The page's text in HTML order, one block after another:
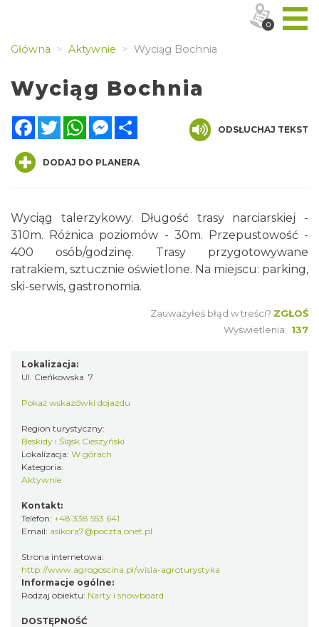
Główna Aktywnie Wyciąg Bochnia
Wyciąg Bochnia
FacebookTwitterWhatsAppMessenger
ODSŁUCHAJ TEKST
DODAJ DO PLANERA
Wyciąg talerzykowy. Długość trasy narciarskiej -
310m. Różnica poziomów - 30m. Przepustowość -
400 osób/godzinę. Trasy przygotowywane
ratrakiem, sztucznie oświetlone. Na miejscu: parking,
ski-serwis, gastronomia.
Zauważyłeś błąd w treści? ZGŁOŚ
Wyświetlenia: 137
Lokalizacja:
Ul. Cieńkowska 7
Pokaż wskazówki dojazdu
Region turystyczny:
Beskidy i Śląsk Cieszyński
Lokalizacja: W górach
Kategoria:
Aktywnie
Kontakt:
Telefon: +48 338 553 641
Email: asikora7@poczta.onet.pl
Strona internetowa:
http://www.agrogoscina.pl/wisla-agroturystyka
Informacje ogólne:
Rodzaj obiektu: Narty i snowboard
DOSTĘPNOŚĆ
0